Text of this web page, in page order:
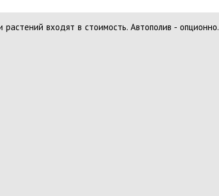
входят в стоимость. Автополив - опционно.